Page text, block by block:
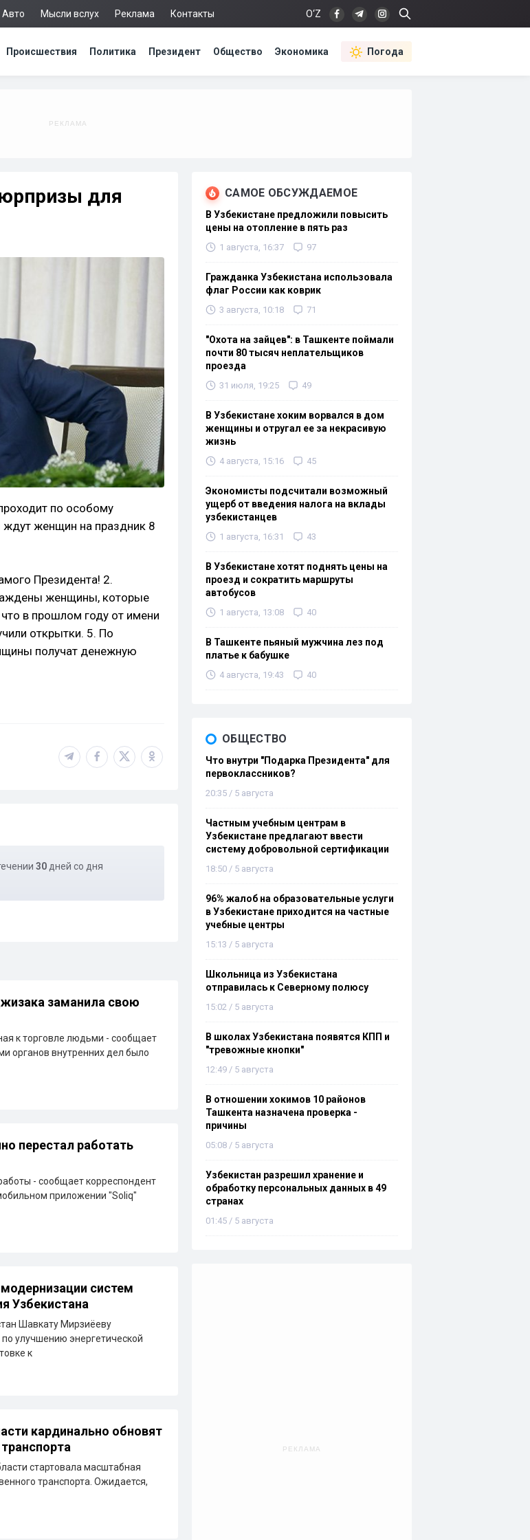
Авто Мысли вслух Реклама Контакты O‘Z
Происшествия Политика Президент Общество Экономика Погода
для
по особому
женщин на праздник 8
Президента! 2.
женщины, которые
в прошлом году от имени
открытки. 5. По
получат денежную
30 дней со дня
заманила свою
к торговле людьми - сообщает
органов внутренних дел было
перестал работать
- сообщает корреспондент
приложении "Soliq"
систем
Узбекистана
Шавкату Мирзиёеву
улучшению энергетической
к
кардинально обновят
стартовала масштабная
транспорта. Ожидается,
САМОЕ ОБСУЖДАЕМОЕ
В Узбекистане предложили повысить
цены на отопление в пять раз
1 августа, 16:37 97
Гражданка Узбекистана использовала
флаг России как коврик
3 августа, 10:18 71
"Охота на зайцев": в Ташкенте поймали
почти 80 тысяч неплательщиков
проезда
31 июля, 19:25 49
В Узбекистане хоким ворвался в дом
женщины и отругал ее за некрасивую
жизнь
4 августа, 15:16 45
Экономисты подсчитали возможный
ущерб от введения налога на вклады
узбекистанцев
1 августа, 16:31 43
В Узбекистане хотят поднять цены на
проезд и сократить маршруты
автобусов
1 августа, 13:08 40
В Ташкенте пьяный мужчина лез под
платье к бабушке
4 августа, 19:43 40
ОБЩЕСТВО
Что внутри "Подарка Президента" для
первоклассников?
20:35 / 5 августа
Частным учебным центрам в
Узбекистане предлагают ввести
систему добровольной сертификации
18:50 / 5 августа
96% жалоб на образовательные услуги
в Узбекистане приходится на частные
учебные центры
15:13 / 5 августа
Школьница из Узбекистана
отправилась к Северному полюсу
15:02 / 5 августа
В школах Узбекистана появятся КПП и
"тревожные кнопки"
12:49 / 5 августа
В отношении хокимов 10 районов
Ташкента назначена проверка -
причины
05:08 / 5 августа
Узбекистан разрешил хранение и
обработку персональных данных в 49
странах
01:45 / 5 августа